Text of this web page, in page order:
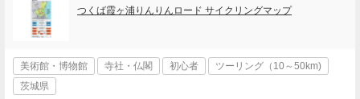
つくば霞ヶ浦りんりんロード サイクリングマップ
美術館・博物館 寺社・仏閣 初心者
ツーリング（10～50km)
茨城県